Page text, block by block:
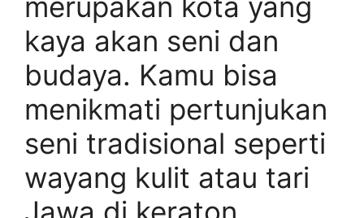
kaya akan seni dan
budaya. Kamu bisa
menikmati pertunjukan
seni tradisional seperti
wayang kulit atau tari